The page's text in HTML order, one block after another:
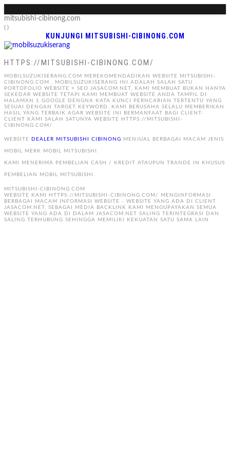
mitsubishi-cibinong.com
( )
KUNJUNGI MITSUBISHI-CIBINONG.COM
HTTPS://MITSUBISHI-CIBINONG.COM/
MOBILSUZUKISERANG.COM MEREKOMENDADIKAN WEBSITE MITSUBISHI-
CIBINONG.COM , MOBILSUZUKISERANG INI ADALAH SALAH SATU
PORTOFOLIO WEBSITE + SEO JASACOM.NET, KAMI MEMBUAT BUKAN HANYA
SEKEDAR WEBSITE TETAPI KAMI MEMBUAT WEBSITE ANDA TAMPIL DI
HALAMAN 1 GOOGLE DENGNA KATA KUNCI PERNCARIAN TERTENTU YANG
SESUAI DENGAN TARGET KEYWORD. KAMI BERUSAHA SELALU MEMBERIKAN
HASIL YANG TERBAIK AGAR WEBSITE INI BERMANFAAT BAGI CLIENT-
CLIENT KAMI SALAH SATUNYA WEBSITE HTTPS://MITSUBISHI-
CIBINONG.COM/.
WEBSITE DEALER MITSUBISHI CIBINONG MENJUAL BERBAGAI MACAM JENIS
MOBIL MERK MOBIL MITSUBISHI.
KAMI MENERIMA PEMBELIAN CASH / KREDIT ATAUPUN TRANDE IN KHUSUS
PEMBELIAN MOBIL MITSUBISHI.
MITSUBISHI-CIBINONG.COM
WEBSITE KAMI HTTPS://MITSUBISHI-CIBINONG.COM/ MENGINFORMASI
BERBAGAI MACAM INFORMASI WEBSITE - WEBSITE YANG ADA DI CLIENT
JASACOM.NET, SEBAGAI MEDIA BACKLINK KAMI MENGUPAYAKAN SEMUA
WEBSITE YANG ADA DI DALAM JASACOM.NET SALING TERINTEGRASI DAN
SALING TERHUBUNG SEHINGGA MEMILIKI KEKUATAN SATU SAMA LAIN